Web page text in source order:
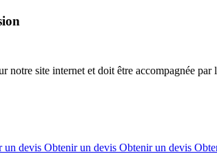
notre site internet et doit être accompagnée par
un devis Obtenir un devis Obtenir un devis